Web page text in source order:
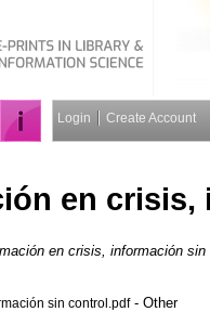
Login Create Account
en
en crisis, información sin
sin control.pdf- Other